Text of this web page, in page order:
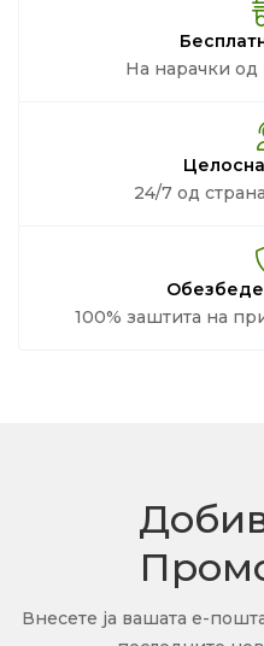
На нарачки од
24/7 од
100% заштита на
Внесете ја вашата е-